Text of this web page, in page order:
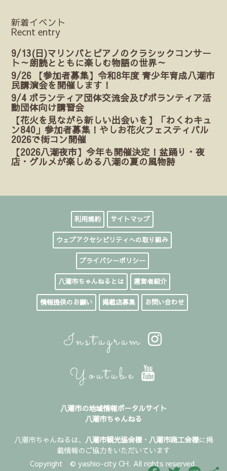
新着イベント
Recnt entry
9/13(日)マリンバとピアノのクラシックコンサー
ト～朗読とともに楽しむ物語の世界～
9/26 【参加者募集】令和8年度 青少年育成八潮市
民講演会を開催します！
9/4 ボランティア団体交流会及びボランティア活
動団体向け講習会
【花火を見ながら新しい出会いを】「わくわキュ
ン840」参加者募集！やしお花火フェスティバル
2026で街コン開催
【2026八潮夜市】今年も開催決定！盆踊り・夜
店・グルメが楽しめる八潮の夏の風物詩
利用規約 サイトマップ
ウェブアクセシビリティへの取り組み
プライバシーポリシー
八潮市ちゃんねるとは 運営者紹介
情報提供のお願い 掲載店募集 お問い合わせ
Instagram
Youtube
八潮市の地域情報ポータルサイト
八潮市ちゃんねる
八潮市ちゃんねるは、 八潮市観光協会様・ 八潮市商工会様に掲
載情報のご協力をいただいています
Copyright © yashio-city CH. All rights reserved.
Facebook
TwitterLine